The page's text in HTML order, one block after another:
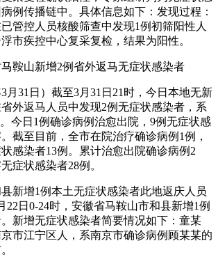
例传播链中。具体信息如下：发现过程：
管控人员核酸筛查中发现1例初筛阳性人
市疾控中心复采复检，结果为阳性。
鞍山新增2例省外返马无症状感染者
月31日）截至3月31日21时，今日本地无新
外返马人员中发现2例无症状感染者，系
今日1例确诊病例治愈出院，9例无症状感
截至目前，全市在院治疗确诊病例1例，
感染者13例。累计治愈出院确诊病例2
症状感染者28例。
新增1例本土无症状感染者此地返庆人员
22日0-24时，安徽省马鞍山市和县新增1例
新增无症状感染者简要情况如下：童某
市江宁区人，系南京市确诊病例顾某某的